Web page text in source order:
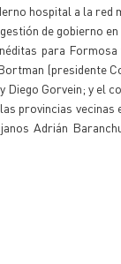
hospital a la red
de gobierno en
para
(presidente
Gorvein; y el
provincias vecinas
Adrián